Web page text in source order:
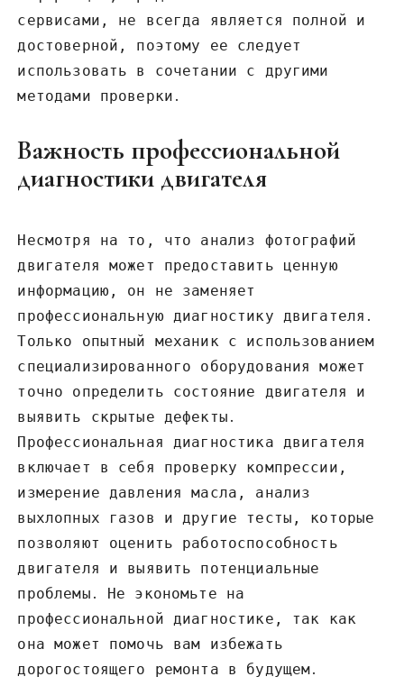
сервисами‚ не всегда является полной и
достоверной‚ поэтому ее следует
использовать в сочетании с другими
методами проверки․
Важность профессиональной
диагностики двигателя
Несмотря на то‚ что анализ фотографий
двигателя может предоставить ценную
информацию‚ он не заменяет
профессиональную диагностику двигателя․
Только опытный механик с использованием
специализированного оборудования может
точно определить состояние двигателя и
выявить скрытые дефекты․
Профессиональная диагностика двигателя
включает в себя проверку компрессии‚
измерение давления масла‚ анализ
выхлопных газов и другие тесты‚ которые
позволяют оценить работоспособность
двигателя и выявить потенциальные
проблемы․ Не экономьте на
профессиональной диагностике‚ так как
она может помочь вам избежать
дорогостоящего ремонта в будущем․